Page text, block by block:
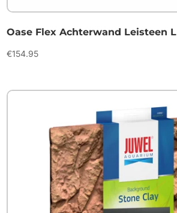
Oase Flex Achterwand Leisteen L
€154.95